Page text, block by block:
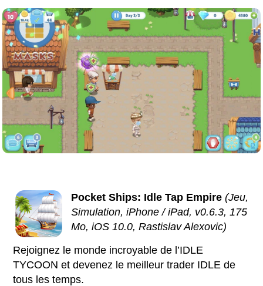
Pocket Ships: Idle Tap Empire (Jeu,
Simulation, iPhone / iPad, v0.6.3, 175
Mo, iOS 10.0, Rastislav Alexovic)
Rejoignez le monde incroyable de l’IDLE
TYCOON et devenez le meilleur trader IDLE de
tous les temps.